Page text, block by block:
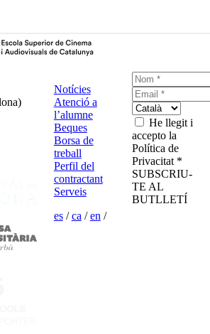
Notícies
Atenció a
l’alumne
Beques
Borsa de
treball
Perfil del
contractant
Serveis
es/ca /en /
He llegit i
accepto la
Política de
Privacitat *
SUBSCRIU-
TE AL
BUTLLETÍ